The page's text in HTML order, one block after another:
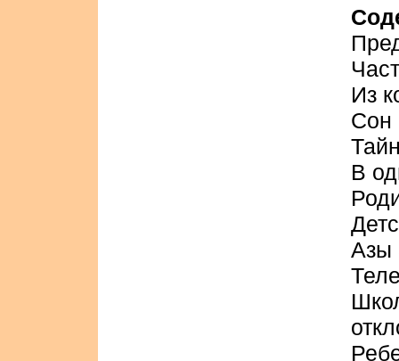
Из
Сон
В
Азы